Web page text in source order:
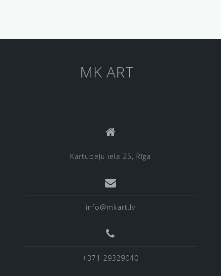
MK ART
Kartupeļu iela 25, Rīga
info@mkart.lv
+371 29329040